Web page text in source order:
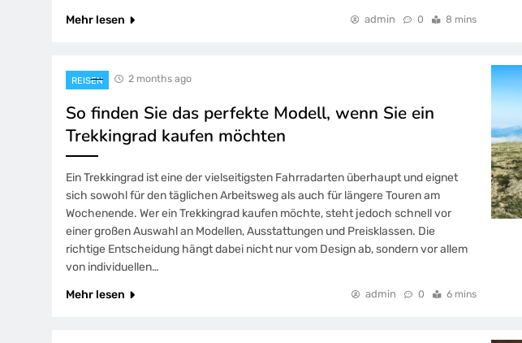
Mehr lesen
admin 0 8 mins
REISEN 2 months ago
So finden Sie das perfekte Modell, wenn Sie ein
Trekkingrad kaufen möchten
Ein Trekkingrad ist eine der vielseitigsten Fahrradarten überhaupt und eignet
sich sowohl für den täglichen Arbeitsweg als auch für längere Touren am
Wochenende. Wer ein Trekkingrad kaufen möchte, steht jedoch schnell vor
einer großen Auswahl an Modellen, Ausstattungen und Preisklassen. Die
richtige Entscheidung hängt dabei nicht nur vom Design ab, sondern vor allem
von individuellen…
Mehr lesen
admin 0 6 mins